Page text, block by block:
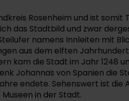
Rosenheim und ist somit
das Stadtbild und zwar
namens Innleiten mit
aus dem elften
kam die Stadt im Jahr 1248
Johannas von Spanien die
endete. Sehenswert ist
in der Stadt.